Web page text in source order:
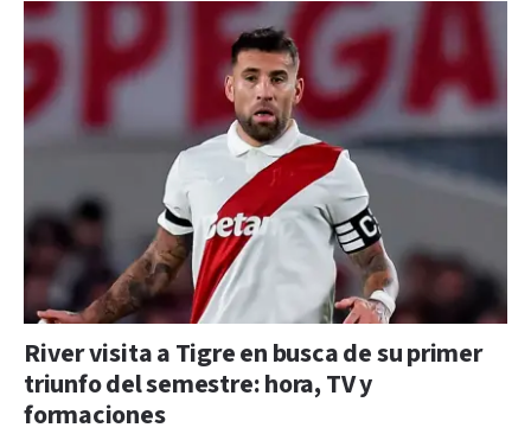
River visita a Tigre en busca de su primer
triunfo del semestre: hora, TV y
formaciones